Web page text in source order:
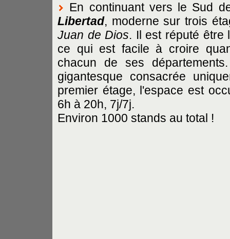
En continuant vers le Sud
Libertad, moderne sur trois
Juan de Dios. Il est réputé être
ce qui est facile à croire
chacun de ses
gigantesque consacrée
premier étage, l'espace est
6h à 20h, 7j/7j.
Environ 1000 stands au total !